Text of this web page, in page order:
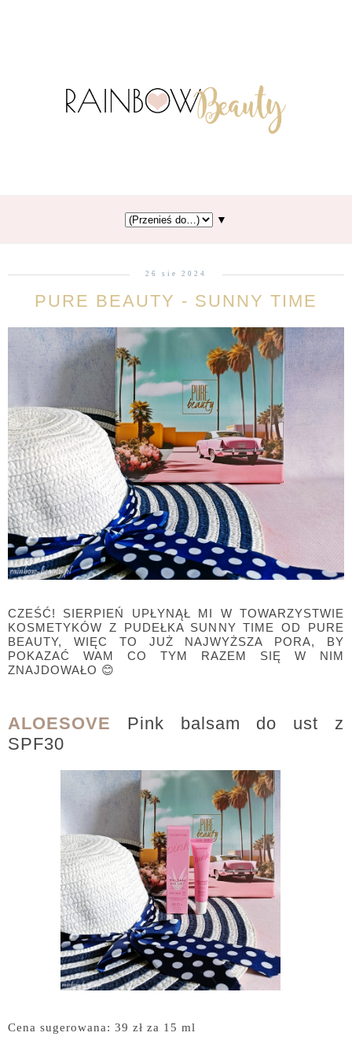
▼
26 sie 2024
PURE BEAUTY - SUNNY TIME
CZEŚĆ! SIERPIEŃ UPŁYNĄŁ MI W TOWARZYSTWIE
KOSMETYKÓW Z PUDEŁKA SUNNY TIME OD PURE
BEAUTY, WIĘC TO JUŻ NAJWYŻSZA PORA, BY
POKAZAĆ WAM CO TYM RAZEM SIĘ W NIM
ZNAJDOWAŁO 😊
ALOESOVE Pink balsam do ust z
SPF30
Cena sugerowana: 39 zł za 15 ml